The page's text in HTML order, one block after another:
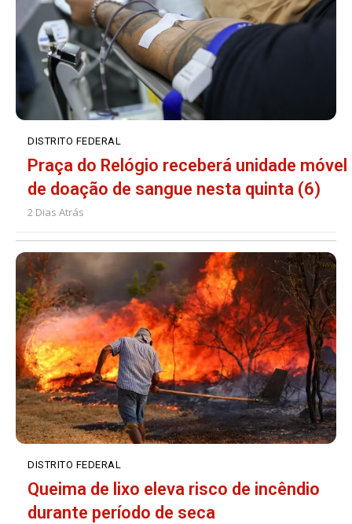
DISTRITO FEDERAL
Praça do Relógio receberá unidade móvel
de doação de sangue nesta quinta (6)
2 Dias Atrás
DISTRITO FEDERAL
Queima de lixo eleva risco de incêndio
durante período de seca